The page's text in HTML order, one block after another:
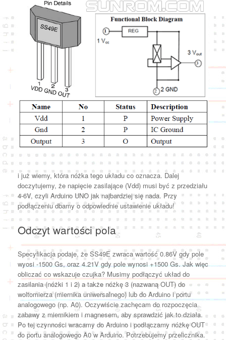
i już wiemy, która nóżka tego układu co oznacza. Dalej
doczytujemy, że napięcie zasilające (Vdd) musi być z przedziału
4-6V, czyli Arduino UNO jak najbardziej się nada. Przy
podłączeniu dbamy o odpowiednie ustawienie układu!
Odczyt wartości pola
Specyfikacja podaje, że SS49E zwraca wartość 0.86V gdy pole
wyosi -1500 Gs, oraz 4.21V gdy pole wynosi +1500 Gs. Jak więc
obliczać co wskazuje czujka? Musimy podłączyć układ do
zasilania (nóżki 1 i 2) a także nóżkę 3 (nazwaną OUT) do
woltomierza (miernika uniwersalnego) lub do Arduino i portu
analogowego (np. A0). Oczywiście zachęcam do rozpoczęcia
zabawy z miernikiem i magnesem, aby sprawdzić jak to działa.
Po tej czynności wracamy do Arduino i podłączamy nóżkę OUT
do portu analogowego A0 w Arduino. Potrzebujemy przelicznika.